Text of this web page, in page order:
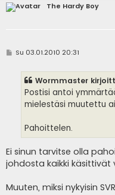
The Hardy Boy
VSu 03.01.2010 20:31
Wormmaster
Postisi antoi
mielestäsi muutettu
Pahoittelen.
Ei sinun tarvitse olla
johdosta kaikki käsittivät
Muuten, miksi nykyisin